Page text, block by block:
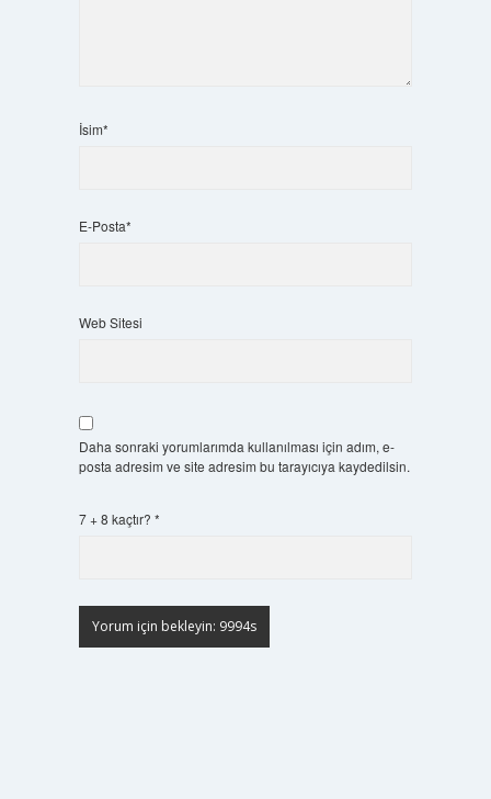
İsim*
E-Posta*
Web Sitesi
Daha sonraki yorumlarımda kullanılması için adım, e-
posta adresim ve site adresim bu tarayıcıya kaydedilsin.
7 + 8 kaçtır? *